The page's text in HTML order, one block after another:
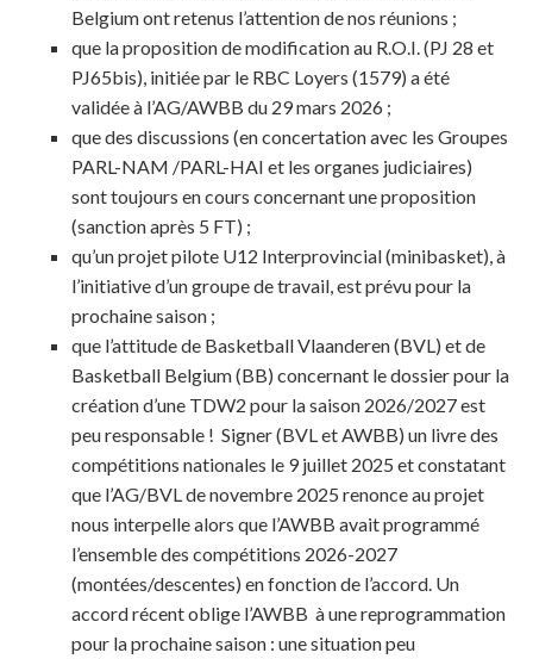
Belgium ont retenus l’attention de nos réunions ;
que la proposition de modification au R.O.I. (PJ 28 et
PJ65bis), initiée par le RBC Loyers (1579) a été
validée à l’AG/AWBB du 29 mars 2026 ;
que des discussions (en concertation avec les Groupes
PARL-NAM /PARL-HAI et les organes judiciaires)
sont toujours en cours concernant une proposition
(sanction après 5 FT) ;
qu’un projet pilote U12 Interprovincial (minibasket), à
l’initiative d’un groupe de travail, est prévu pour la
prochaine saison ;
que l’attitude de Basketball Vlaanderen (BVL) et de
Basketball Belgium (BB) concernant le dossier pour la
création d’une TDW2 pour la saison 2026/2027 est
peu responsable ! Signer (BVL et AWBB) un livre des
compétitions nationales le 9 juillet 2025 et constatant
que l’AG/BVL de novembre 2025 renonce au projet
nous interpelle alors que l’AWBB avait programmé
l’ensemble des compétitions 2026-2027
(montées/descentes) en fonction de l’accord. Un
accord récent oblige l’AWBB à une reprogrammation
pour la prochaine saison : une situation peu